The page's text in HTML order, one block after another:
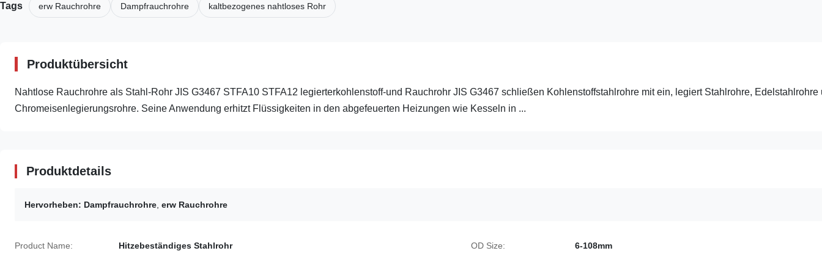
Tags erw Rauchrohre Dampfrauchrohre kaltbezogenes nahtloses Rohr
Produktübersicht
Nahtlose Rauchrohre als Stahl-Rohr JIS G3467 STFA10 STFA12 legierterkohlenstoff-und Rauchrohr JIS G3467 schließen Kohlenstoffstahlrohre mit ein, legiert Stahlrohre, Edelstahlrohre
Chromeisenlegierungsrohre. Seine Anwendung erhitzt Flüssigkeiten in den abgefeuerten Heizungen wie Kesseln in ...
Produktdetails
Hervorheben: Dampfrauchrohre erw Rauchrohre
Product Name: Hitzebeständiges Stahlrohr OD Size: 6-108mm